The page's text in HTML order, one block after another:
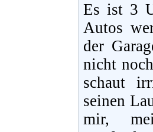
Es ist 3
Autos
der
nicht
schaut
seinen
mir,